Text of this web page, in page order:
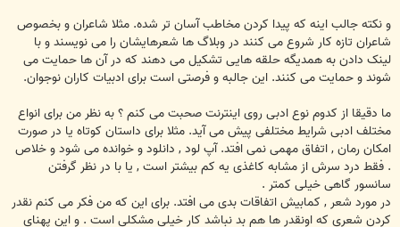
و نکته جالب اینه که پیدا کردن مخاطب آسان تر شده. مثلا شاعران و بخصوص
شاعران تازه کار شروع می کنند در وبلاگ ها شعرهایشان را می نویسند و با
لینک دادن به همدیگه حلقه هایی تشکیل می دهند که در آن ها حمایت می
شوند و حمایت می کنند. این جالبه و فرصتی است برای ادبیات کاران نوجوان.
ما دقیقا از كدوم نوع ادبی روی اینترنت صحبت می كنم ؟ به نظر من برای انواع
مختلف ادبی شرایط مختلفی پیش می آید. مثلا برای داستان كوتاه یا در صورت
امكان رمان , اتفاق مهمی نمی افتد. آپ لود , دانلود و خوانده می شود و خلاص
. فقط درد سرش از مشابه كاغذی یه كم بیشتر است , یا با در نظر گرفتن
سانسور گاهی خیلی كمتر .
در مورد شعر , كمابیش اتفاقات بدی می افتد. برای این كه من فكر می كنم نقدر
كردن شعری كه اونقدر ها هم بد نباشد كار خیلی مشكلی است . و این پهنای